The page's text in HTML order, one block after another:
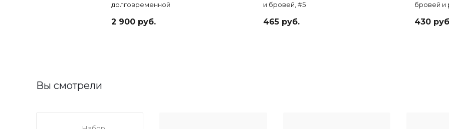
долговременной
Brow Perm
2 900 руб.
и бровей, #5
коричневый 15мл
465 руб.
бровей и
15 мл
430
Вы смотрели